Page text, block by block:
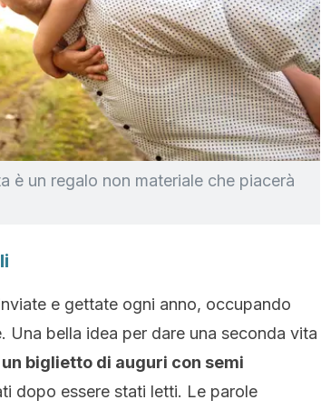
è un regalo non materiale che piacerà
e gettate ogni anno, occupando
Una bella idea per dare una seconda vita
biglietto di auguri con semi
dopo essere stati letti. Le parole